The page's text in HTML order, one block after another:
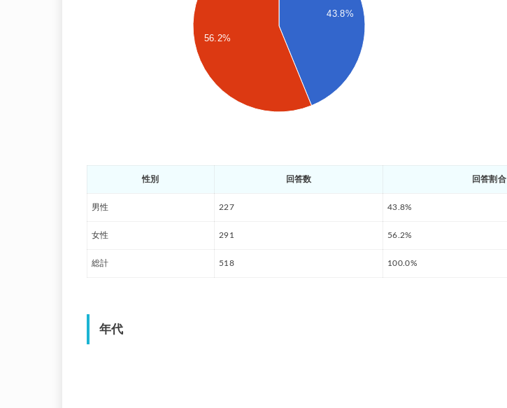
43.8%
56.2%
性別 回答数 回答割合
男性 227 43.8%
女性 291 56.2%
総計 518 100.0%
年代